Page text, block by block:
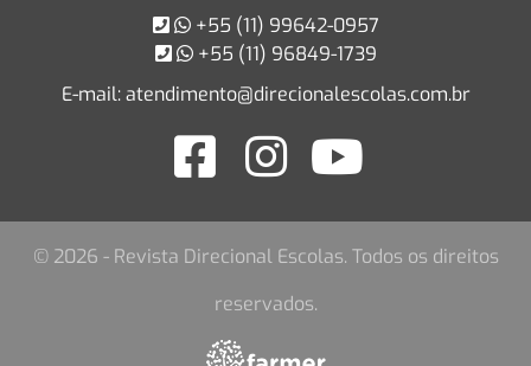
+55 (11) 99642-0957
+55 (11) 96849-1739
E-mail:atendimento@direcionalescolas.com.br
© 2026 - Revista Direcional Escolas. Todos os direitos
reservados.